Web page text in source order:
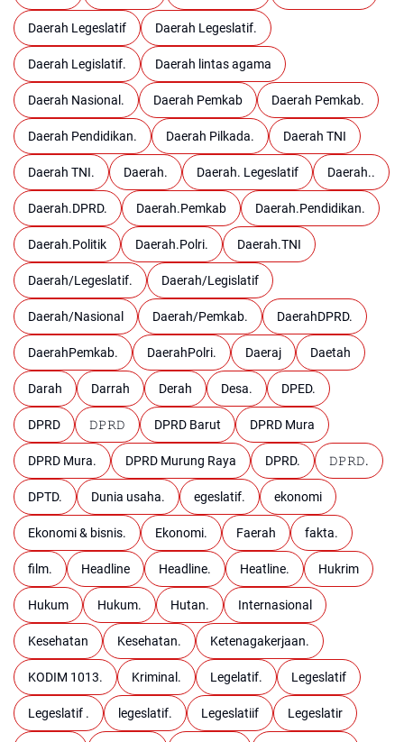
Daerah Legeslatif Daerah Legeslatif.
Daerah Legislatif. Daerah lintas agama
Daerah Nasional. Daerah Pemkab Daerah Pemkab.
Daerah Pendidikan. Daerah Pilkada. Daerah TNI
Daerah TNI. Daerah. Daerah. Legeslatif Daerah..
Daerah.DPRD. Daerah.Pemkab Daerah.Pendidikan.
Daerah.Politik Daerah.Polri. Daerah.TNI
Daerah/Legeslatif. Daerah/Legislatif
Daerah/Nasional Daerah/Pemkab. DaerahDPRD.
DaerahPemkab. DaerahPolri. Daeraj Daetah
Darah Darrah Derah Desa. DPED.
DPRD 𝙳𝙿𝚁𝙳 DPRD Barut DPRD Mura
DPRD Mura. DPRD Murung Raya DPRD. 𝙳𝙿𝚁𝙳.
DPTD. Dunia usaha. egeslatif. ekonomi
Ekonomi & bisnis. Ekonomi. Faerah fakta.
film. Headline Headline. Heatline. Hukrim
Hukum Hukum. Hutan. Internasional
Kesehatan Kesehatan. Ketenagakerjaan.
KODIM 1013. Kriminal. Legelatif. Legeslatif
Legeslatif . legeslatif. Legeslatiif Legeslatir